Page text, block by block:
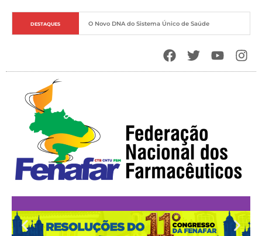
DESTAQUES O Novo DNA do Sistema Único de Saúde